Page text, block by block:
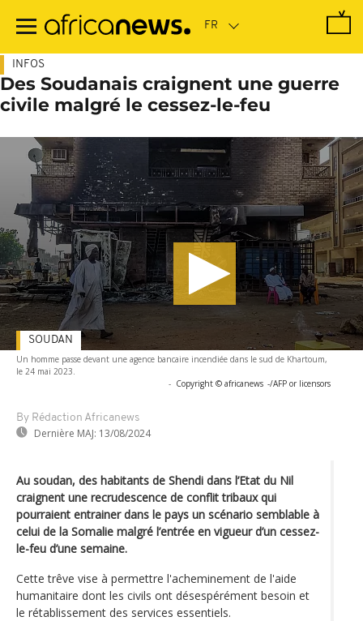
contenu
INFOS
Des Soudanais craignent une guerre
civile malgré le cessez-le-feu
Un homme passe devant une agence bancaire incendiée dans le sud de Khartoum,
le 24 mai 2023.
- Copyright © africanews -/AFP or licensors
By Rédaction Africanews
Dernière MAJ: 13/08/2024
SOUDAN
Au soudan, des habitants de Shendi dans l’Etat du Nil
craignent une recrudescence de conflit tribaux qui
pourraient entrainer dans le pays un scénario semblable à
celui de la Somalie malgré l’entrée en vigueur d’un cessez-
le-feu d’une semaine.
Cette trêve vise à permettre l'acheminement de l'aide
humanitaire dont les civils ont désespérément besoin et
le rétablissement des services essentiels.